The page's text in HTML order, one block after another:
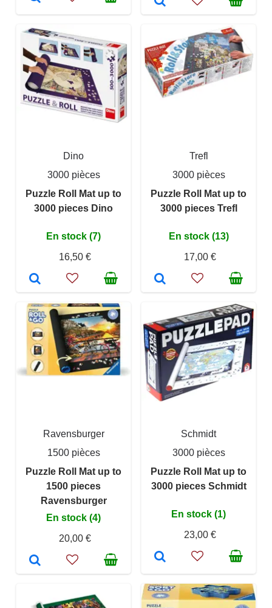
Dino
3000 pièces
Puzzle Roll Mat up to
3000 pieces Dino
En stock (7)
16,50 €
Trefl
3000 pièces
Puzzle Roll Mat up to
3000 pieces Trefl
En stock (13)
17,00 €
Ravensburger
1500 pièces
Puzzle Roll Mat up to
1500 pieces
Ravensburger
En stock (4)
20,00 €
Schmidt
3000 pièces
Puzzle Roll Mat up to
3000 pieces Schmidt
En stock (1)
23,00 €